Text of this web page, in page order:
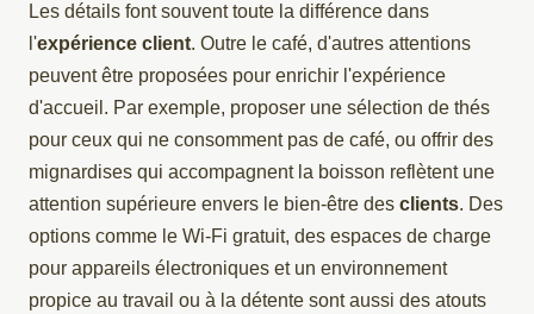
Les détails font souvent toute la différence dans
l'expérience client. Outre le café, d'autres attentions
peuvent être proposées pour enrichir l'expérience
d'accueil. Par exemple, proposer une sélection de thés
pour ceux qui ne consomment pas de café, ou offrir des
mignardises qui accompagnent la boisson reflètent une
attention supérieure envers le bien-être des clients. Des
options comme le Wi-Fi gratuit, des espaces de charge
pour appareils électroniques et un environnement
propice au travail ou à la détente sont aussi des atouts